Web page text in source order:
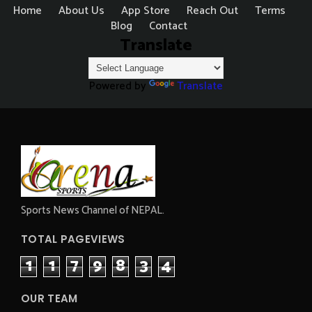
Home About Us App Store Reach Out
Terms
Blog
Contact
Translate
Powered by Translate
Sports News Channel of NEPAL.
TOTAL PAGEVIEWS
1 1 7 9 8 3 4
OUR TEAM